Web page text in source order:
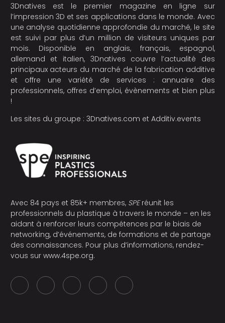
3Dnatives est le premier magazine en ligne sur
l’impression 3D et ses applications dans le monde. Avec
une analyse quotidienne approfondie du marché, le site
est suivi par plus d’un million de visiteurs uniques par
mois. Disponible en anglais, français, espagnol,
allemand et italien, 3Dnatives couvre l’actualité des
principaux acteurs du marché de la fabrication additive
et offre une variété de services : annuaire des
professionnels, offres d’emploi, évènements et bien plus
!
Les sites du groupe : 3Dnatives.com et Additiv.events
Avec 84 pays et 85k+ membres, SPEréunit les
professionnels du plastique à travers le monde – en les
aidant à renforcer leurs compétences par le biais de
networking, d’événements, de formations et de partage
des connaissances. Pour plus d’informations, rendez-
vous sur www.4spe.org.